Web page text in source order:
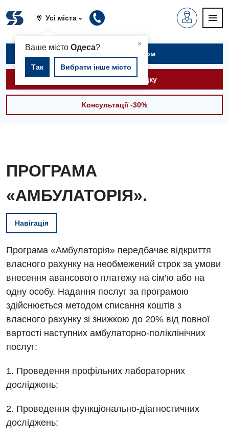
Усі міста
×
Ваше містоОдеса?
Так Вибрати інше місто
Заходи БПР
Діагностика
Записатися на прийом
Викликати швидку
Консультації -30%
ПРОГРАМА
«АМБУЛАТОРІЯ».
Навігація
Програма «Амбулаторія» передбачає відкриття
власного рахунку на необмежений строк за умови
внесення авансового платежу на сім’ю або на
одну особу. Надання послуг за програмою
здійснюється методом списання коштів з
власного рахунку зі знижкою до 20% від повної
вартості наступних амбулаторно-поліклінічних
послуг:
1. Проведення профільних лабораторних
досліджень;
2. Проведення функціонально-діагностичних
досліджень: